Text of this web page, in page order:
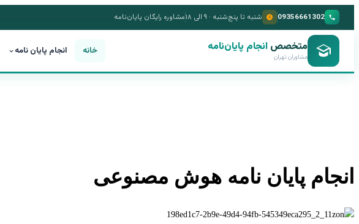
09356661302 شنبه تا پنج‌شنبه · ۹ الی ۱۸ مشاوره رایگان پایان‌نامه
متخصص انجام پایان‌نامه
مشاوران تهران خانه انجام پایان نامه
انجام پایان نامه هوش مصنوعی